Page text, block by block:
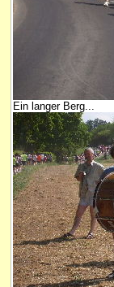
Ein langer Berg...